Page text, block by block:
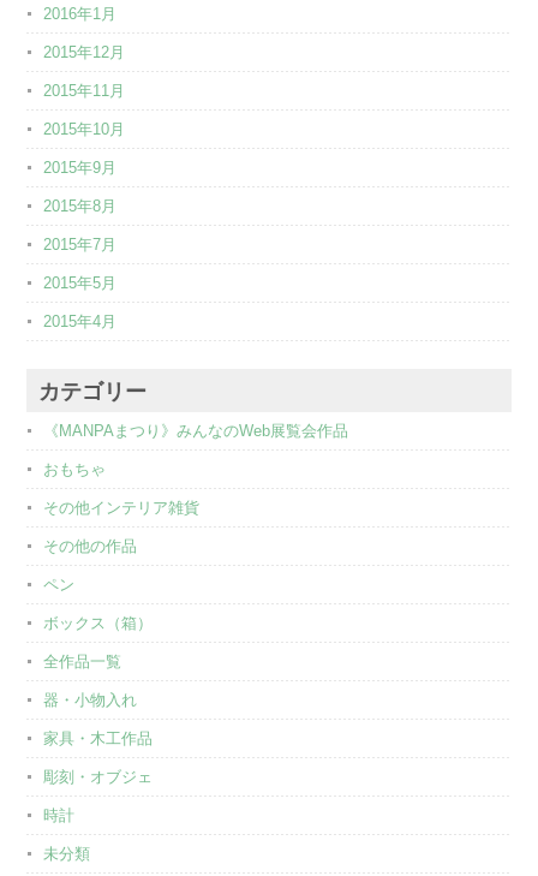
2016年1月
2015年12月
2015年11月
2015年10月
2015年9月
2015年8月
2015年7月
2015年5月
2015年4月
カテゴリー
《MANPAまつり》みんなのWeb展覧会作品
おもちゃ
その他インテリア雑貨
その他の作品
ペン
ボックス（箱）
全作品一覧
器・小物入れ
家具・木工作品
彫刻・オブジェ
時計
未分類